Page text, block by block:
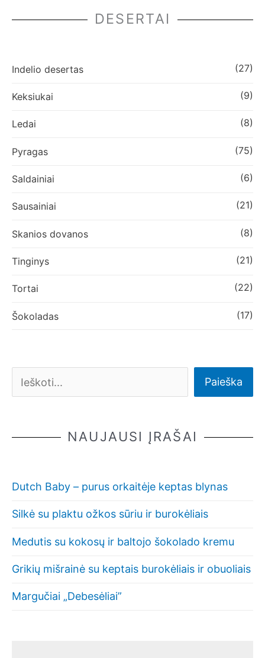
DESERTAI
Indelio desertas (27)
Keksiukai (9)
Ledai (8)
Pyragas (75)
Saldainiai (6)
Sausainiai (21)
Skanios dovanos (8)
Tinginys (21)
Tortai (22)
Šokoladas (17)
Paieška
NAUJAUSI ĮRAŠAI
Dutch Baby – purus orkaitėje keptas blynas
Silkė su plaktu ožkos sūriu ir burokėliais
Medutis su kokosų ir baltojo šokolado kremu
Grikių mišrainė su keptais burokėliais ir obuoliais
Margučiai „Debesėliai”